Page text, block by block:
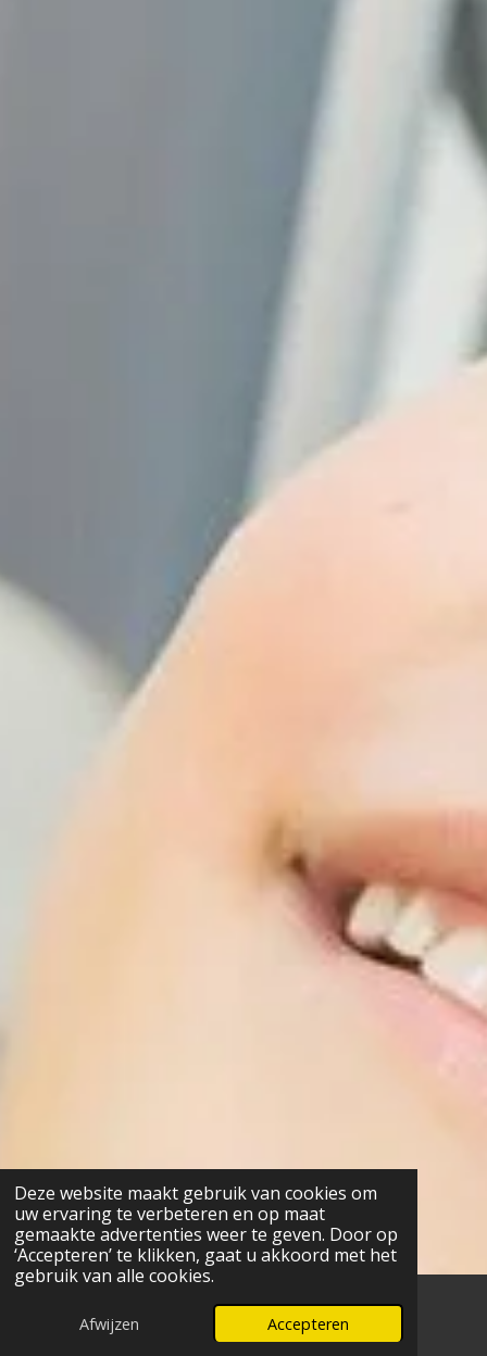
Deze website maakt gebruik van cookies om
uw ervaring te verbeteren en op maat
gemaakte advertenties weer te geven. Door op
‘Accepteren’ te klikken, gaat u akkoord met het
gebruik van alle cookies.
Afwijzen Accepteren
E-mailadres Facebook